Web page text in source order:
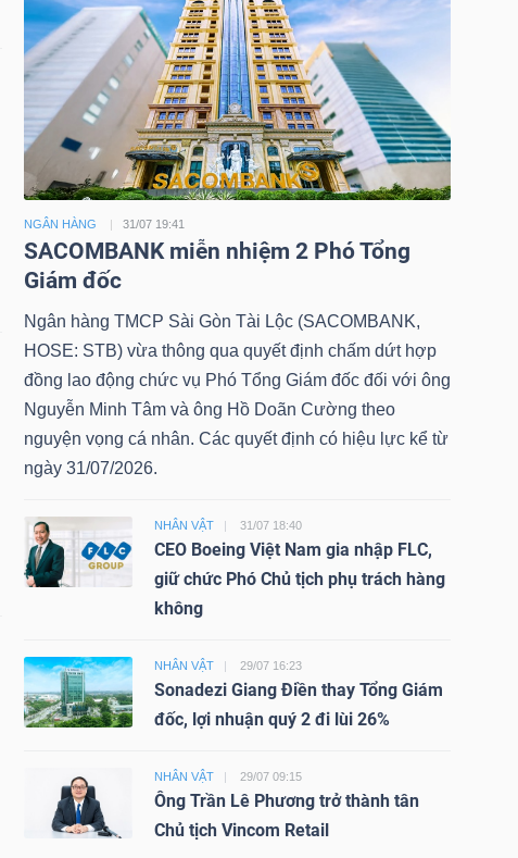
NGÂN HÀNG 31/07 19:41
SACOMBANK miễn nhiệm 2 Phó Tổng
Giám đốc
Ngân hàng TMCP Sài Gòn Tài Lộc (SACOMBANK,
HOSE: STB) vừa thông qua quyết định chấm dứt hợp
đồng lao động chức vụ Phó Tổng Giám đốc đối với ông
Nguyễn Minh Tâm và ông Hồ Doãn Cường theo
nguyện vọng cá nhân. Các quyết định có hiệu lực kể từ
ngày 31/07/2026.
NHÂN VẬT 31/07 18:40
CEO Boeing Việt Nam gia nhập FLC,
giữ chức Phó Chủ tịch phụ trách hàng
không
NHÂN VẬT 29/07 16:23
Sonadezi Giang Điền thay Tổng Giám
đốc, lợi nhuận quý 2 đi lùi 26%
NHÂN VẬT 29/07 09:15
Ông Trần Lê Phương trở thành tân
Chủ tịch Vincom Retail